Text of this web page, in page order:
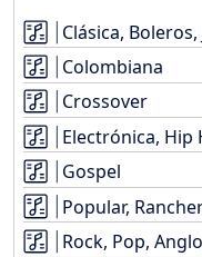
Clásica, Boleros,
Colombiana
Crossover
Electrónica, Hip
Gospel
Popular,
Rock, Pop,